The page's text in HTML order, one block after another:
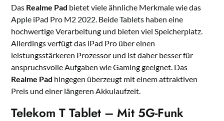
Das Realme Pad bietet viele ähnliche Merkmale wie das
Apple iPad Pro M2 2022. Beide Tablets haben eine
hochwertige Verarbeitung und bieten viel Speicherplatz.
Allerdings verfügt das iPad Pro über einen
leistungsstärkeren Prozessor und ist daher besser für
anspruchsvolle Aufgaben wie Gaming geeignet. Das
Realme Pad hingegen überzeugt mit einem attraktiven
Preis und einer längeren Akkulaufzeit.
Telekom T Tablet – Mit 5G-Funk